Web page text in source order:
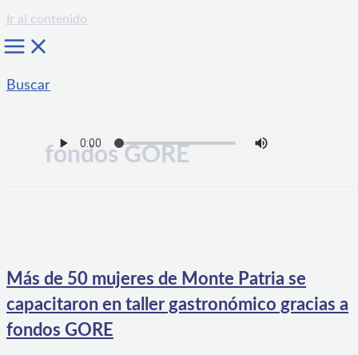
Ir al contenido
Buscar
fondos GORE
Más de 50 mujeres de Monte Patria se
capacitaron en taller gastronómico gracias a
fondos GORE